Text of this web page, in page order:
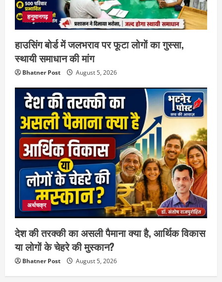
हनुमानगढ़
हाउसिंग बोर्ड में जलभराव पर फूटा लोगों का गुस्सा,
स्थायी समाधान की मांग
Bhatner Post August 5, 2026
अर्थचक्र
देश की तरक्की का असली पैमाना क्या है, आर्थिक विकास
या लोगों के चेहरे की मुस्कान?
Bhatner Post August 5, 2026